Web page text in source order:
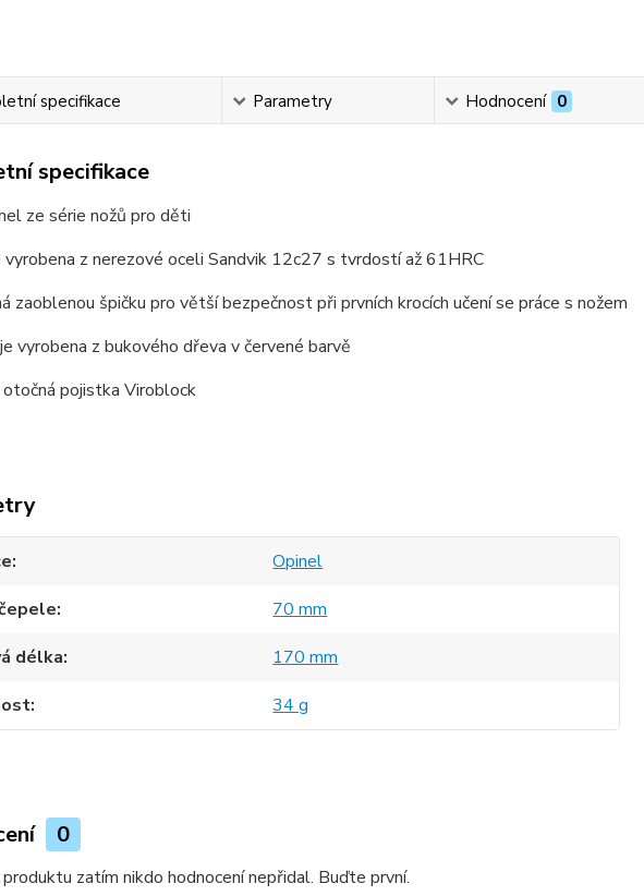
specifikace Parametry Hodnocení 0
specifikace
ze série nožů pro děti
vyrobena z nerezové oceli Sandvik 12c27 s tvrdostí až 61HRC
zaoblenou špičku pro větší bezpečnost při prvních krocích učení se práce s nožem
vyrobena z bukového dřeva v červené barvě
otočná pojistka Viroblock
Opinel
70 mm
délka
170 mm
34 g
0
zatím nikdo hodnocení nepřidal. Buďte první.